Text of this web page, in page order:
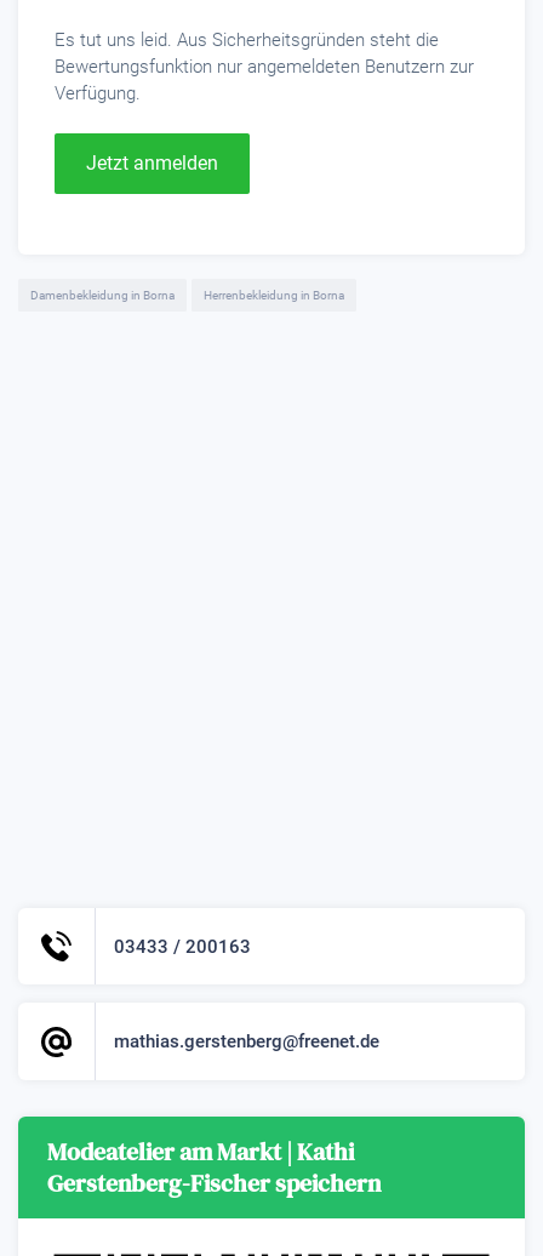
Es tut uns leid. Aus Sicherheitsgründen steht die
Bewertungsfunktion nur angemeldeten Benutzern zur
Verfügung.
Jetzt anmelden
Damenbekleidung in Borna Herrenbekleidung in Borna
03433 / 200163
mathias.gerstenberg@freenet.de
Modeatelier am Markt | Kathi
Gerstenberg-Fischer speichern